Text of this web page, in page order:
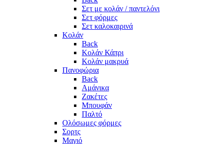
Σετ με κολάν / παντελόνι
Σετ φόρμες
Σετ καλοκαιρινά
Κολάν
Back
Κολάν Κάπρι
Κολάν μακρυά
Πανοφώρια
Back
Αμάνικα
Ζακέτες
Μπουφάν
Παλτό
Ολόσωμες φόρμες
Σορτς
Μαγιό